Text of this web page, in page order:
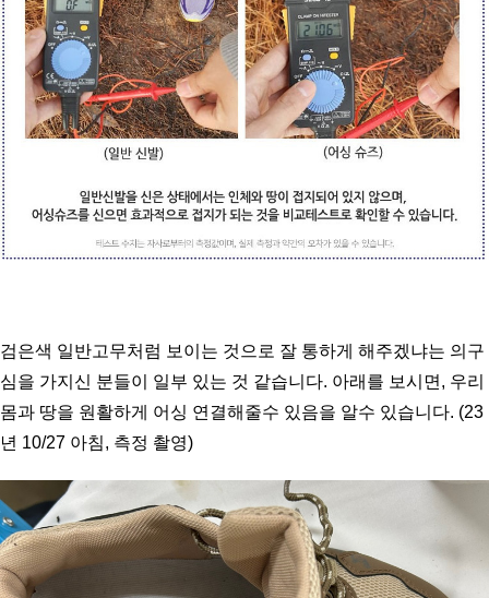
검은색 일반고무처럼 보이는 것으로 잘 통하게 해주겠냐는 의구
심을 가지신 분들이 일부 있는 것 같습니다. 아래를 보시면, 우리
몸과 땅을 원활하게 어싱 연결해줄수 있음을 알수 있습니다. (23
년 10/27 아침, 측정 촬영)